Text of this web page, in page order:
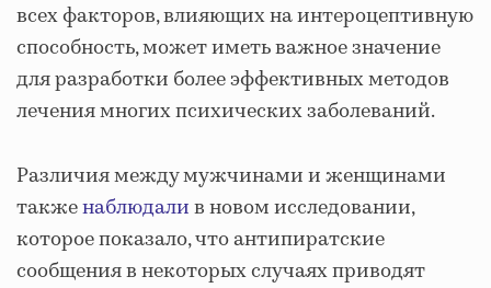
всех факторов, влияющих на интероцептивную
способность, может иметь важное значение
для разработки более эффективных методов
лечения многих психических заболеваний.
Различия между мужчинами и женщинами
такженаблюдалив новом исследовании,
которое показало, что антипиратские
сообщения в некоторых случаях приводят